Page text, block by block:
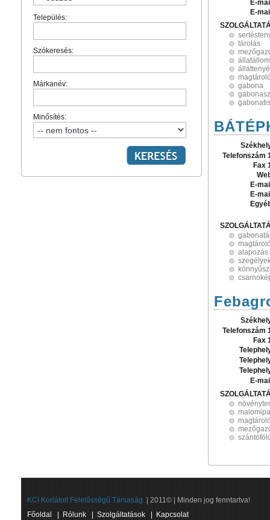
Település:
Szókeresés:
Márkanév:
Minősítés:
E-
E-
tárolás
gabona
Telefonszám
Fax
E-
E-
alapozás
Telefonszám
Fax
E-
KCI Korlátolt Felelősségű Társaság. | 2011© | Minden jog fenntartva!
Főoldal
Rólunk Szolgáltatások Kapcsolat